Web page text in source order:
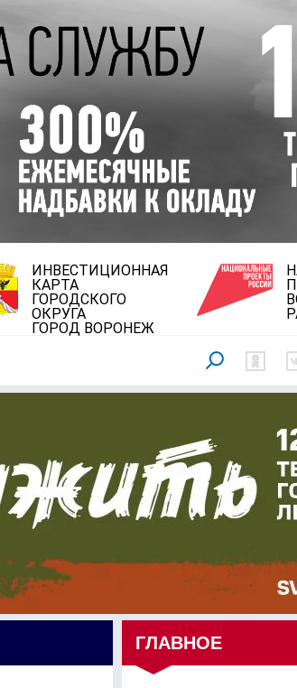
ИНВЕСТИЦИОННАЯ
КАРТА
ГОРОДСКОГО
ОКРУГА
ГОРОД ВОРОНЕЖ
ГЛАВНОЕ